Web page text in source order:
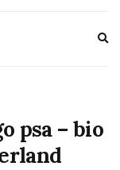
psa – bio